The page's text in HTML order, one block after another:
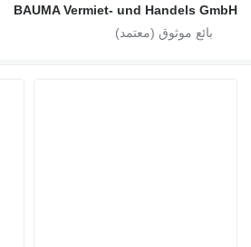
BAUMA Vermiet- und Handels GmbH